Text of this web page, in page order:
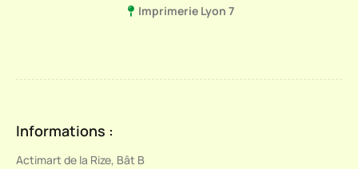
Imprimerie Lyon 7
Informations :
Actimart de la Rize, Bât B